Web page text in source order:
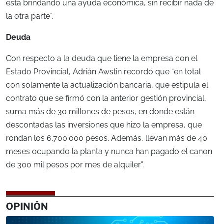
está brindando una ayuda económica, sin recibir nada de
la otra parte”.
Deuda
Con respecto a la deuda que tiene la empresa con el
Estado Provincial, Adrián Awstin recordó que “en total
con solamente la actualización bancaria, que estipula el
contrato que se firmó con la anterior gestión provincial,
suma más de 30 millones de pesos, en donde están
descontadas las inversiones que hizo la empresa, que
rondan los 6.700.000 pesos. Además, llevan más de 40
meses ocupando la planta y nunca han pagado el canon
de 300 mil pesos por mes de alquiler”.
OPINIÓN